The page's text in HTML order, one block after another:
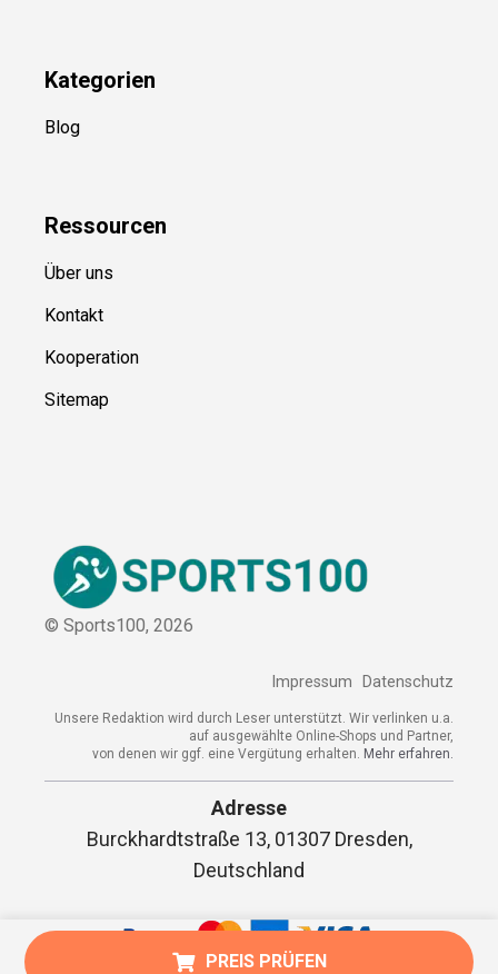
PREIS PRÜFEN
Kategorien
Blog
Ressourcen
Über uns
Kontakt
Kooperation
Sitemap
© Sports100, 2026
Impressum Datenschutz
Unsere Redaktion wird durch Leser unterstützt. Wir verlinken u.a.
auf ausgewählte Online-Shops und Partner,
von denen wir ggf. eine Vergütung erhalten. Mehr erfahren.
Adresse
Burckhardtstraße 13, 01307 Dresden,
Deutschland